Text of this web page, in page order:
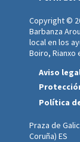
Copyright ©
Barbanza
local en los
Boiro,
Aviso
Política
Praza de
Coruña) ES